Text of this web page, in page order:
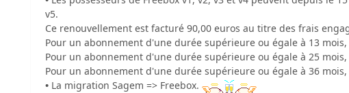
v5.
Ce renouvellement est facturé 90,00 euros au titre des frais
Pour un abonnement d'une durée supérieure ou égale à 13
Pour un abonnement d'une durée supérieure ou égale à 25
Pour un abonnement d'une durée supérieure ou égale à 36
• La migration Sagem => Freebox.